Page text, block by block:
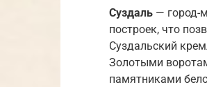
Суздаль — город-
построек, что
Суздальский
Золотыми
памятниками